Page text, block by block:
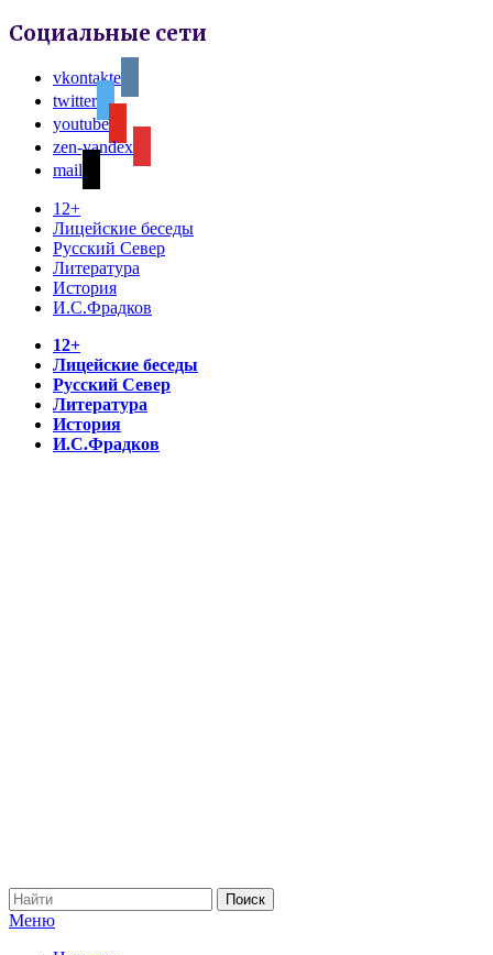
Социальные сети
vkontakte
twitter
youtube
zen-yandex
mail
12+
Лицейские беседы
Русский Север
Литература
История
И.С.Фрадков
12+
Лицейские беседы
Русский Север
Литература
История
И.С.Фрадков
Меню